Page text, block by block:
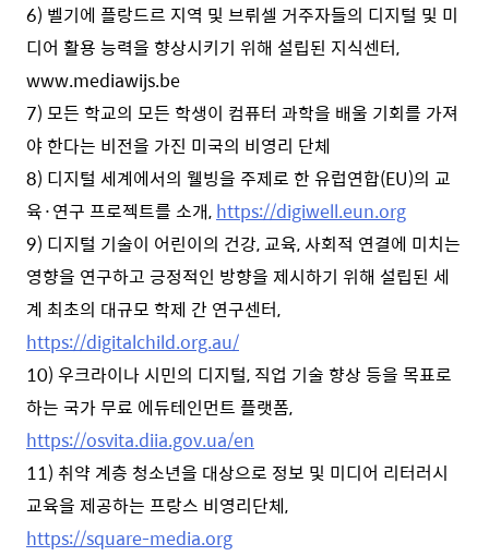
6) 벨기에 플랑드르 지역 및 브뤼셀 거주자들의 디지털 및 미
디어 활용 능력을 향상시키기 위해 설립된 지식센터,
www.mediawijs.be
7) 모든 학교의 모든 학생이 컴퓨터 과학을 배울 기회를 가져
야 한다는 비전을 가진 미국의 비영리 단체
8) 디지털 세계에서의 웰빙을 주제로 한 유럽연합(EU)의 교
육·연구 프로젝트를 소개, https://digiwell.eun.org
9) 디지털 기술이 어린이의 건강, 교육, 사회적 연결에 미치는
영향을 연구하고 긍정적인 방향을 제시하기 위해 설립된 세
계 최초의 대규모 학제 간 연구센터,
https://digitalchild.org.au/
10) 우크라이나 시민의 디지털, 직업 기술 향상 등을 목표로
하는 국가 무료 에듀테인먼트 플랫폼,
https://osvita.diia.gov.ua/en
11) 취약 계층 청소년을 대상으로 정보 및 미디어 리터러시
교육을 제공하는 프랑스 비영리단체,
https://square-media.org